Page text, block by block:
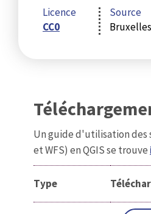
Licence
CC0
Source
Un guide d'utilisation des
et WFS) en QGIS se trouve
Type